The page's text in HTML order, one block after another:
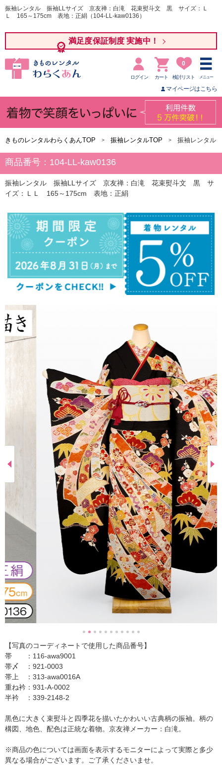
振袖レンタル 振袖LLサイズ 京友禅：白滝 花束熨斗文 黒 サイズ：Ｌ
Ｌ 165～175cm 表地：正絹（104-LL-kaw0136）
満足度保証制度 実施中！
ログイン カート
0
検討リスト メニュー
マイページはこちら
きものレンタルわらくあんTOP 振袖レンタルTOP 振袖レンタ
商品番号：104-LL-kaw0136
振袖レンタル 振袖LLサイズ 京友禅：白滝 花束熨斗文 黒 サ
イズ：ＬＬ 165～175cm 表地：正絹
【写真のコーディネートで使用した商品番号】
帯 ：116-awa9001
帯〆 ：921-0003
帯上 ：313-awa0016A
重ね衿：931-A-0002
半衿 ：339-2148-2
黒色に大きく束熨斗と四季花を描いたかわいい古典柄の振袖。柄の
構図、地色、配色は正統な着物。京友禅メーカー：白滝。
※商品の色については画面を表示するモニターによって実際と多少
異なる場合がございます。ご了承くださいませ。